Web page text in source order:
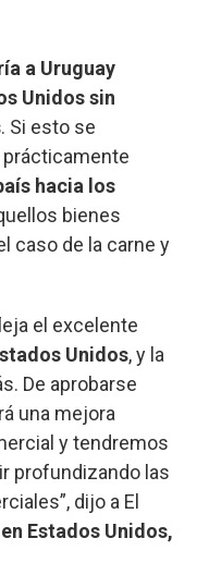
a Uruguay
Unidos sin
. Si esto se
prácticamente
hacia los
bienes
caso de la carne y
el excelente
Unidos, y la
De aprobarse
una mejora
y tendremos
profundizando las
dijo a El
Estados Unidos,